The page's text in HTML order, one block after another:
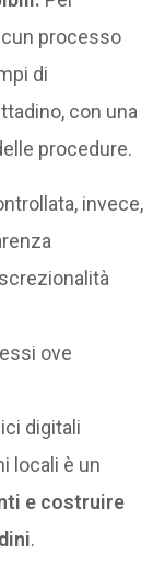
processo
di
con una
procedure.
invece,
ove
digitali
locali è un
e costruire
.